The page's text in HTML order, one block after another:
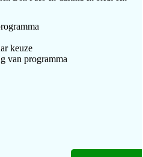
keuze
van programma